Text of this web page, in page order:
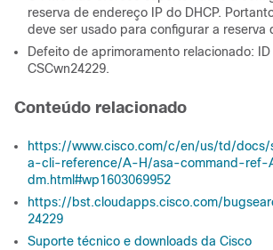
reserva de endereço IP do DHCP.
deve ser usado para configurar a reserva
Defeito de aprimoramento relacionado:
CSCwn24229.
Conteúdo relacionado
https://www.cisco.com/c/en/us/td/docs/
a-cli-reference/A-H/asa-command-ref-
dm.html#wp1603069952
https://bst.cloudapps.cisco.com/
24229
Suporte técnico e downloads da Cisco